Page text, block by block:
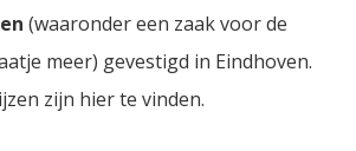
(waaronder een zaak voor de
meer) gevestigd in Eindhoven.
zijn hier te vinden.